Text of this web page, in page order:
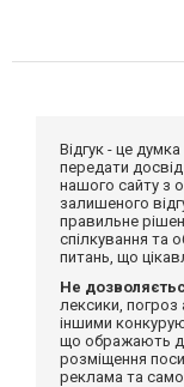
Відгук - це
передати
нашого сайту з
залишеного
правильне
спілкування та
питань, що
Не
лексики, погроз
іншими
що ображають
розміщення
реклама та